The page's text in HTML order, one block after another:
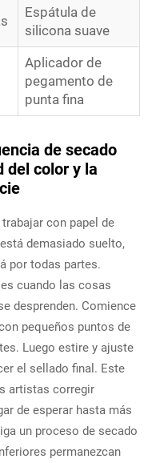
Espátula de
silicona suave
Aplicador de
pegamento de
punta fina
de secado
del color y la
con papel de
demasiado suelto,
por todas partes.
cuando las cosas
desprenden. Comience
pequeños puntos de
Luego estire y ajuste
el sellado final. Este
artistas corregir
de esperar hasta más
un proceso de secado
permanezcan